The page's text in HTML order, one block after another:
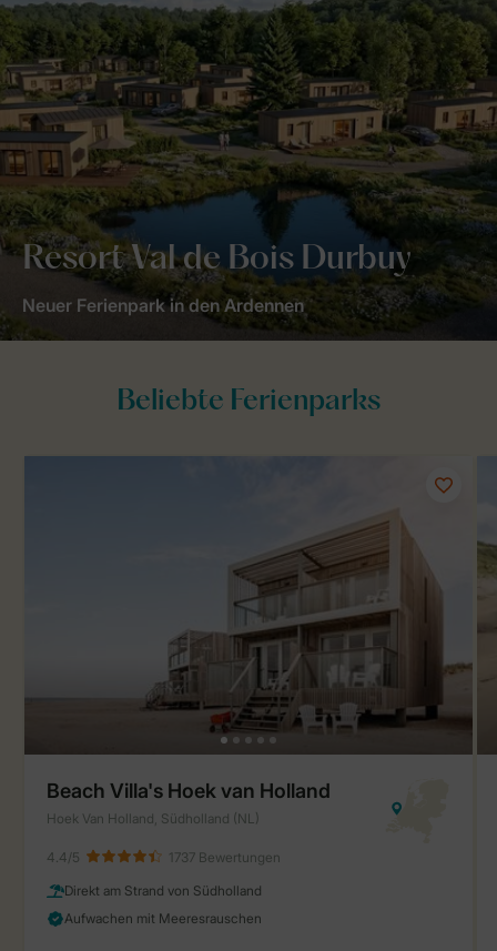
Resort Val de Bois Durbuy
Neuer Ferienpark in den Ardennen